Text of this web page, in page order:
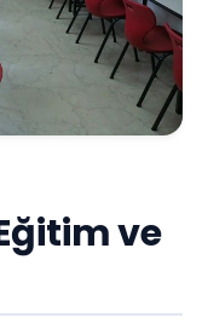
ve